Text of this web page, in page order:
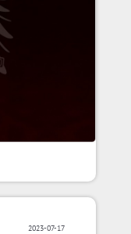
2023-07-17